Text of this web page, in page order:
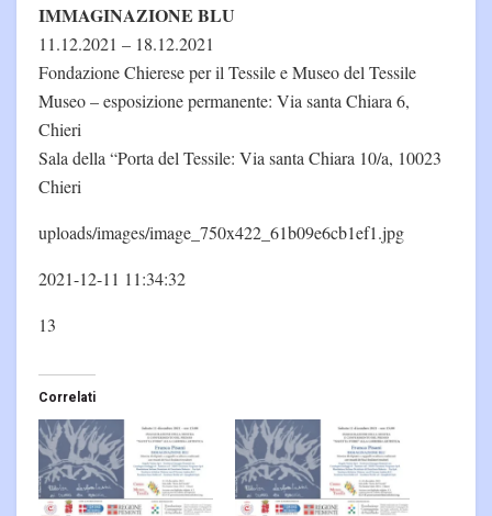
IMMAGINAZIONE BLU
11.12.2021 – 18.12.2021
Fondazione Chierese per il Tessile e Museo del Tessile
Museo – esposizione permanente: Via santa Chiara 6,
Chieri
Sala della “Porta del Tessile: Via santa Chiara 10/a, 10023
Chieri
uploads/images/image_750x422_61b09e6cb1ef1.jpg
2021-12-11 11:34:32
13
Correlati